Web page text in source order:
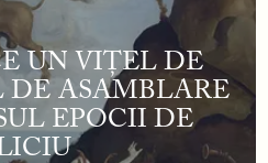
UN VIȚEL DE
DE ASAMBLARE
EPOCII DE